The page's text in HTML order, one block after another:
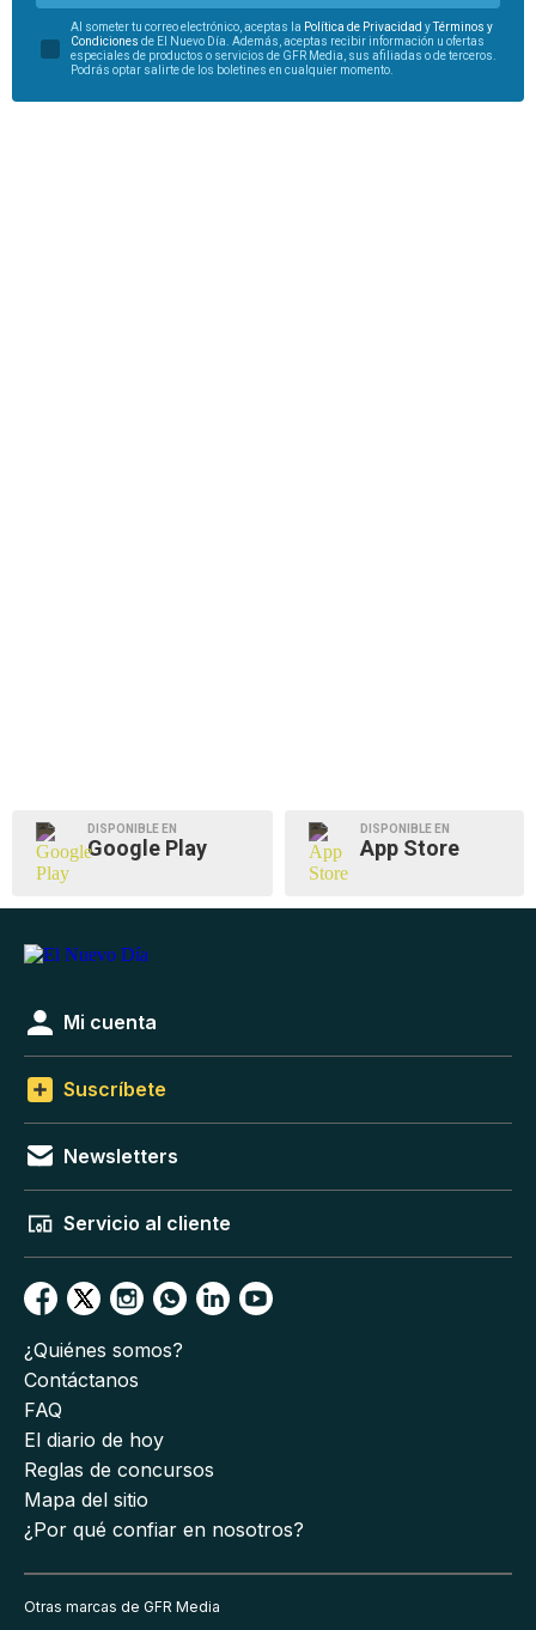
Al someter tu correo electrónico, aceptas la Política de Privacidad yTérminos y
Condiciones de El Nuevo Día. Además, aceptas recibir información u ofertas
especiales de productos o servicios de GFR Media, sus afiliadas o de terceros.
Podrás optar salirte de los boletines en cualquier momento.
DISPONIBLE EN
Google Play
DISPONIBLE EN
App Store
Mi cuenta
Suscríbete
Newsletters
Servicio al cliente
¿Quiénes somos?
Contáctanos
FAQ
El diario de hoy
Reglas de concursos
Mapa del sitio
¿Por qué confiar en nosotros?
Otras marcas de GFR Media